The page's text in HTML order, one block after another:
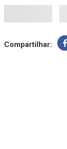
Compartilhar